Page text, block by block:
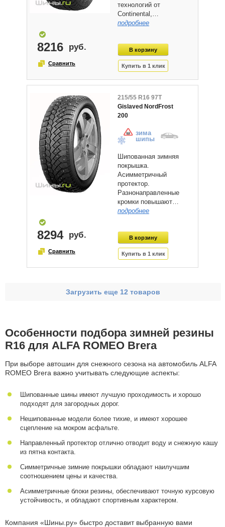
технологий от
Continental,…
подробнее
8216
215/55 R16 97T
Gislaved NordFrost
200
зима
шипы
Шипованная зимняя
покрышка.
Асимметричный
протектор.
Разнонаправленные
кромки повышают…
подробнее
8294
Загрузить еще 12 товаров
Особенности подбора зимней резины
R16 для ALFA ROMEO Brera
При выборе автошин для снежного сезона на автомобиль ALFA
ROMEO Brera важно учитывать следующие аспекты:
Шипованные шины имеют лучшую проходимость и хорошо
подходят для загородных дорог.
Нешипованные модели более тихие, и имеют хорошее
сцепление на мокром асфальте.
Направленный протектор отлично отводит воду и снежную кашу
из пятна контакта.
Симметричные зимние покрышки обладают наилучшим
соотношением цены и качества.
Асимметричные блоки резины, обеспечивают точную курсовую
устойчивость, и обладают спортивным характером.
Компания «Шины.ру» быстро доставит выбранную вами